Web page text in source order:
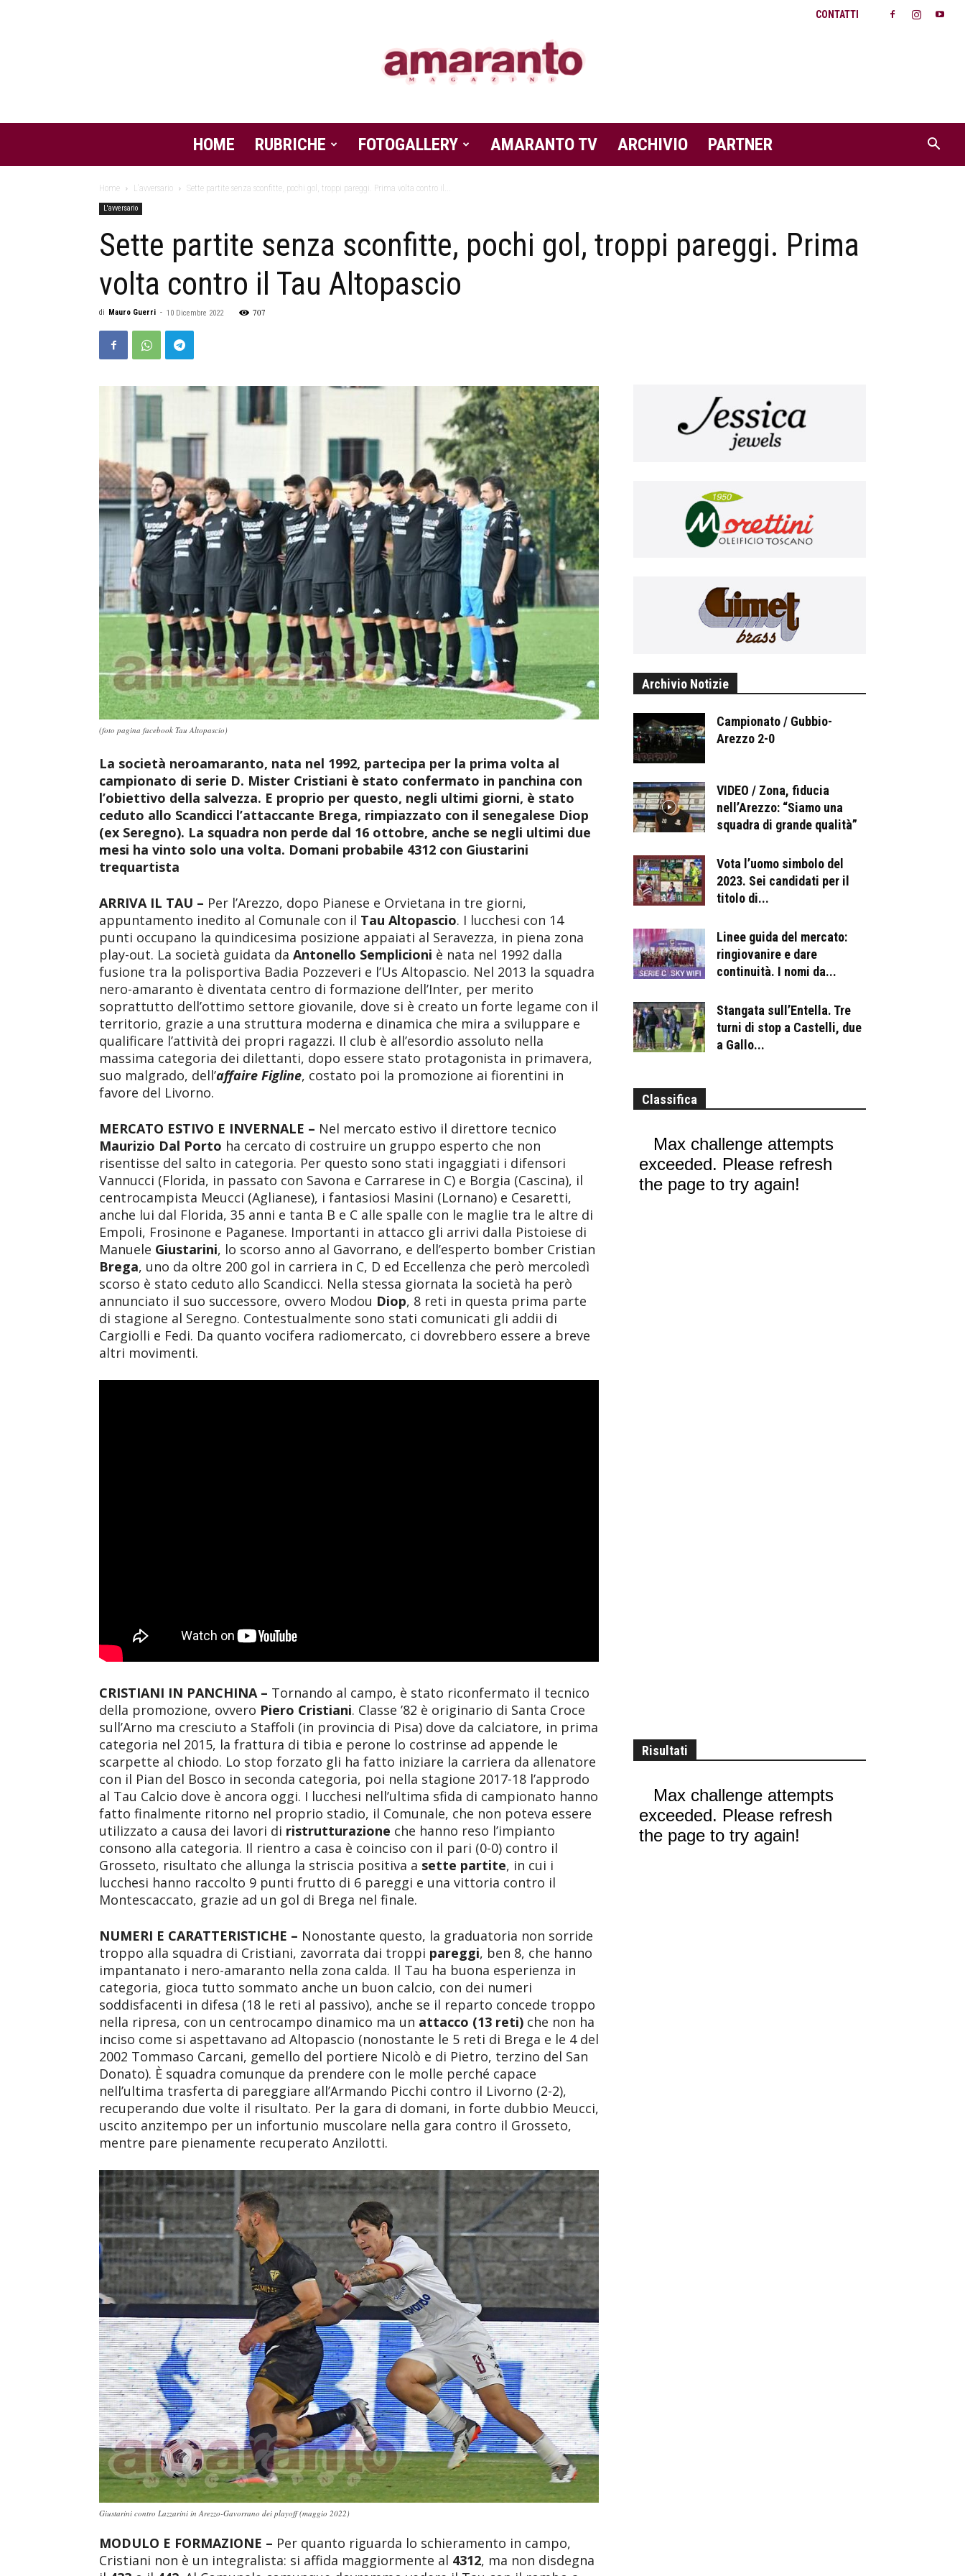
CONTATTI
Amaranto
Magazine
HOME RUBRICHE FOTOGALLERY AMARANTO TV ARCHIVIO PARTNER
Home L'avversario Sette partite senza sconfitte, pochi gol, troppi pareggi. Prima volta contro il...
L'avversario
Sette partite senza sconfitte, pochi gol, troppi pareggi. Prima
volta contro il Tau Altopascio
di Mauro Guerri - 10 Dicembre 2022 707
(foto pagina facebook Tau Altopascio)
La società neroamaranto, nata nel 1992, partecipa per la prima volta al
campionato di serie D. Mister Cristiani è stato confermato in panchina con
l’obiettivo della salvezza. E proprio per questo, negli ultimi giorni, è stato
ceduto allo Scandicci l’attaccante Brega, rimpiazzato con il senegalese Diop
(ex Seregno). La squadra non perde dal 16 ottobre, anche se negli ultimi due
mesi ha vinto solo una volta. Domani probabile 4312 con Giustarini
trequartista
ARRIVA IL TAU – Per l’Arezzo, dopo Pianese e Orvietana in tre giorni,
appuntamento inedito al Comunale con il Tau Altopascio. I lucchesi con 14
punti occupano la quindicesima posizione appaiati al Seravezza, in piena zona
play-out. La società guidata da Antonello Semplicioni è nata nel 1992 dalla
fusione tra la polisportiva Badia Pozzeveri e l’Us Altopascio. Nel 2013 la squadra
nero-amaranto è diventata centro di formazione dell’Inter, per merito
soprattutto dell’ottimo settore giovanile, dove si è creato un forte legame con il
territorio, grazie a una struttura moderna e dinamica che mira a sviluppare e
qualificare l’attività dei propri ragazzi. Il club è all’esordio assoluto nella
massima categoria dei dilettanti, dopo essere stato protagonista in primavera,
suo malgrado, dell’affaire Figline, costato poi la promozione ai fiorentini in
favore del Livorno.
MERCATO ESTIVO E INVERNALE – Nel mercato estivo il direttore tecnico
Maurizio Dal Porto ha cercato di costruire un gruppo esperto che non
risentisse del salto in categoria. Per questo sono stati ingaggiati i difensori
Vannucci (Florida, in passato con Savona e Carrarese in C) e Borgia (Cascina), il
centrocampista Meucci (Aglianese), i fantasiosi Masini (Lornano) e Cesaretti,
anche lui dal Florida, 35 anni e tanta B e C alle spalle con le maglie tra le altre di
Empoli, Frosinone e Paganese. Importanti in attacco gli arrivi dalla Pistoiese di
Manuele Giustarini, lo scorso anno al Gavorrano, e dell’esperto bomber Cristian
Brega, uno da oltre 200 gol in carriera in C, D ed Eccellenza che però mercoledì
scorso è stato ceduto allo Scandicci. Nella stessa giornata la società ha però
annunciato il suo successore, ovvero Modou Diop, 8 reti in questa prima parte
di stagione al Seregno. Contestualmente sono stati comunicati gli addii di
Cargiolli e Fedi. Da quanto vocifera radiomercato, ci dovrebbero essere a breve
altri movimenti.
CRISTIANI IN PANCHINA – Tornando al campo, è stato riconfermato il tecnico
della promozione, ovvero Piero Cristiani. Classe ’82 è originario di Santa Croce
sull’Arno ma cresciuto a Staffoli (in provincia di Pisa) dove da calciatore, in prima
categoria nel 2015, la frattura di tibia e perone lo costrinse ad appende le
scarpette al chiodo. Lo stop forzato gli ha fatto iniziare la carriera da allenatore
con il Pian del Bosco in seconda categoria, poi nella stagione 2017-18 l’approdo
al Tau Calcio dove è ancora oggi. I lucchesi nell’ultima sfida di campionato hanno
fatto finalmente ritorno nel proprio stadio, il Comunale, che non poteva essere
utilizzato a causa dei lavori di ristrutturazione che hanno reso l’impianto
consono alla categoria. Il rientro a casa è coinciso con il pari (0-0) contro il
Grosseto, risultato che allunga la striscia positiva a sette partite, in cui i
lucchesi hanno raccolto 9 punti frutto di 6 pareggi e una vittoria contro il
Montescaccato, grazie ad un gol di Brega nel finale.
NUMERI E CARATTERISTICHE – Nonostante questo, la graduatoria non sorride
troppo alla squadra di Cristiani, zavorrata dai troppi pareggi, ben 8, che hanno
impantanato i nero-amaranto nella zona calda. Il Tau ha buona esperienza in
categoria, gioca tutto sommato anche un buon calcio, con dei numeri
soddisfacenti in difesa (18 le reti al passivo), anche se il reparto concede troppo
nella ripresa, con un centrocampo dinamico ma un attacco (13 reti) che non ha
inciso come si aspettavano ad Altopascio (nonostante le 5 reti di Brega e le 4 del
2002 Tommaso Carcani, gemello del portiere Nicolò e di Pietro, terzino del San
Donato). È squadra comunque da prendere con le molle perché capace
nell’ultima trasferta di pareggiare all’Armando Picchi contro il Livorno (2-2),
recuperando due volte il risultato. Per la gara di domani, in forte dubbio Meucci,
uscito anzitempo per un infortunio muscolare nella gara contro il Grosseto,
mentre pare pienamente recuperato Anzilotti.
Giustarini contro Lazzarini in Arezzo-Gavorrano dei playoff (maggio 2022)
MODULO E FORMAZIONE – Per quanto riguarda lo schieramento in campo,
Cristiani non è un integralista: si affida maggiormente al 4312, ma non disdegna
Archivio Notizie
Campionato / Gubbio-
Arezzo 2-0
VIDEO / Zona, fiducia
nell’Arezzo: “Siamo una
squadra di grande qualità”
Vota l’uomo simbolo del
2023. Sei candidati per il
titolo di...
Linee guida del mercato:
ringiovanire e dare
continuità. I nomi da...
Stangata sull’Entella. Tre
turni di stop a Castelli, due
a Gallo...
Classifica
Risultati